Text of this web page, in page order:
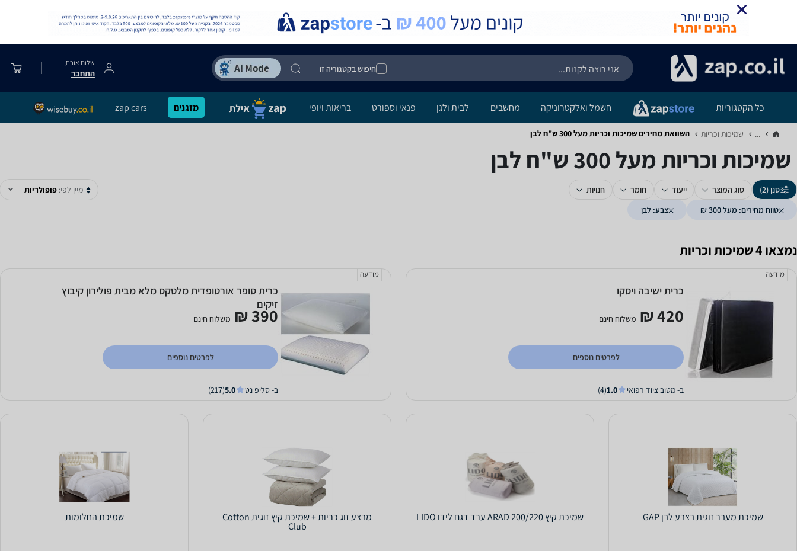
חיפוש בקטגוריה זו
שלום אורח,
התחבר
כל הקטגוריות חשמל ואלקטרוניקה מחשבים לבית ולגן פנאי וספורט בריאות ויופי מזגנים zap cars
... שמיכות וכריות‏ השוואת מחירים שמיכות וכריות ‏מעל 300 ‏ש"ח ‏לבן
שמיכות וכריות ‏מעל 300 ‏ש"ח ‏לבן
סנן (2) סוג המוצר ייעוד חומר
חנויות
טווח מחירים: מעל 300 ₪
צבע: לבן
מיין לפי: פופולריות
נמצאו 4 שמיכות וכריות
מודעה
כרית ישיבה ויסקו
420 ₪ משלוח חינם
לפרטים נוספים
ב- מטוב ציוד רפואי 1.0
(4)
מודעה
כרית סופר אורטופדית מלטקס מלא מבית פולירון קיבוץ
זיקים
390 ₪ משלוח חינם
לפרטים נוספים
ב- סליפ נט 5.0
(217)
שמיכת מעבר זוגית בצבע לבן GAP שמיכת קיץ 200/220 ARAD ערד דגם לידו LIDO מבצע זוג כריות + שמיכת קיץ זוגית Cotton
Club
שמיכת החלומות